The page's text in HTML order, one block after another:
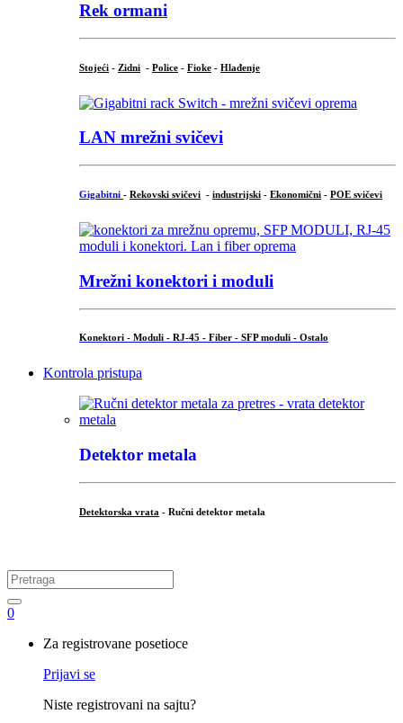
Rek ormani
Stojeći - Zidni - Police - Fioke - Hlađenje
LAN mrežni svičevi
Gigabitni - Rekovski svičevi - industrijski - Ekonomični - POE svičevi
Mrežni konektori i moduli
Konektori - Moduli - RJ-45 - Fiber - SFP moduli - Ostalo
Kontrola pristupa
Detektor metala
Detektorska vrata - Ručni detektor metala
Search
for:
0
Za registrovane posetioce
Prijavi se
Niste registrovani na sajtu?